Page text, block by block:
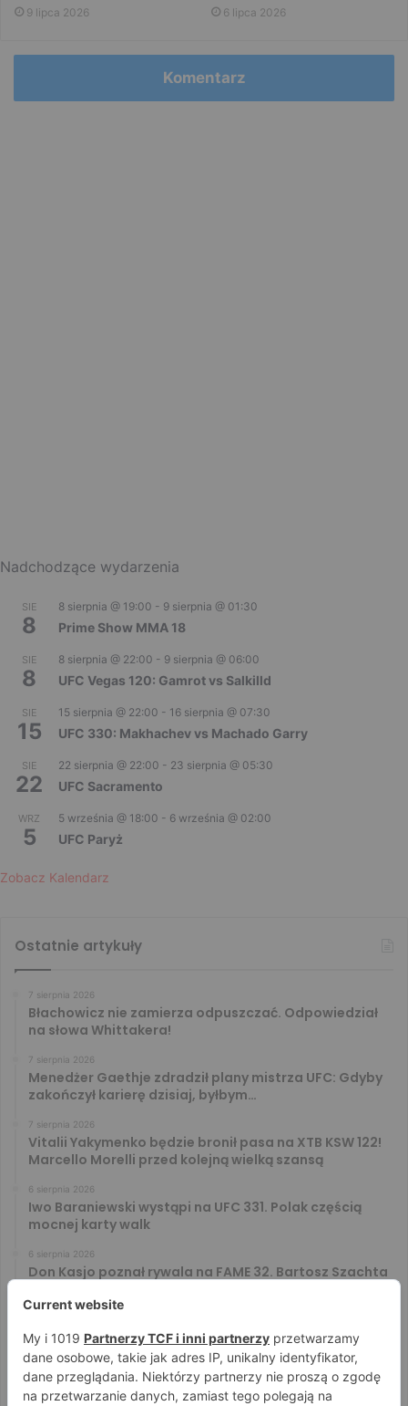
9 lipca 2026 6 lipca 2026
Komentarz
Nadchodzące wydarzenia
SIE
8
8 sierpnia @ 19:00 - 9 sierpnia @ 01:30
Prime Show MMA 18
SIE
8
8 sierpnia @ 22:00 - 9 sierpnia @ 06:00
UFC Vegas 120: Gamrot vs Salkilld
SIE
15
15 sierpnia @ 22:00 - 16 sierpnia @ 07:30
UFC 330: Makhachev vs Machado Garry
SIE
22
22 sierpnia @ 22:00 - 23 sierpnia @ 05:30
UFC Sacramento
WRZ
5
5 września @ 18:00 - 6 września @ 02:00
UFC Paryż
Zobacz Kalendarz
Ostatnie artykuły
7 sierpnia 2026
Błachowicz nie zamierza odpuszczać. Odpowiedział
na słowa Whittakera!
7 sierpnia 2026
Menedżer Gaethje zdradził plany mistrza UFC: Gdyby
zakończył karierę dzisiaj, byłbym…
7 sierpnia 2026
Vitalii Yakymenko będzie bronił pasa na XTB KSW 122!
Marcello Morelli przed kolejną wielką szansą
6 sierpnia 2026
Iwo Baraniewski wystąpi na UFC 331. Polak częścią
mocnej karty walk
6 sierpnia 2026
Don Kasjo poznał rywala na FAME 32. Bartosz Szachta
Niepokonany Włodarczyk zawalczy o ranking! Na XTB
KSW 122 zmierzy się z Paivą
5 sierpnia 2026
Mateusz DON DIEGO Kubiszyn o rywalu na GROMDA 26.